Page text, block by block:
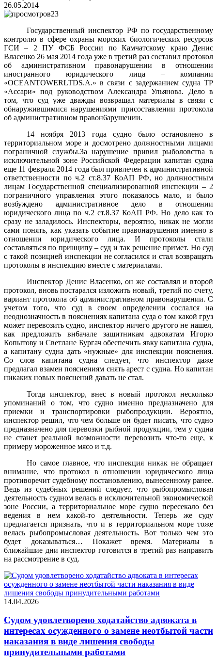
26.05.2014
23
Государственный инспектор РФ по государственному
контролю в сфере охраны морских биологических ресурсов
ГСИ – 2 ПУ ФСБ России по Камчатскому краю Денис
Власенко 26 мая 2014 года уже в третий раз составил протокол
об административном правонарушении в отношении
иностранного юридического лица – компании
«OCEANTOWERLTDS.A.» в связи с задержанием судна ТР
«Ассари» под руководством Александра Ульянова. Дело в
том, что суд уже дважды возвращал материалы в связи с
обнаружившимися нарушениями присоставлении протокола
об административном правон6арушении.
14 ноября 2013 года судно было остановлено в
территориальном море и досмотрено должностными лицами
пограничной службы.За нарушение привил рыболовства в
исключительной зоне Российской Федерации капитан судна
еще 11 февраля 2014 года был привлечен к административной
ответственности по ч.2 ст.8.37 КоАП РФ, но должностным
лицам Государственной специализированной инспекции – 2
пограничного управления этого показалось мало, и было
возбуждено административное дело в отношении
юридического лица по ч.2 ст.8.37 КоАП РФ. Но дело как то
сразу не заладилось. Инспекторы, вероятно, никак не могли
сами понять, как указать событие правонарушения именно в
отношении юридического лица. И протоколы стали
составляться по принципу – суд и так решение примет. Но суд
с такой позицией инспекции не согласился и стал возвращать
протоколы в инспекцию вместе с материалами.
Инспектор Денис Власенко, он же составлял и второй
протокол, вновь постарался изложить новый, третий по счету,
вариант протокола об административном правонарушении. С
учетом того, что суд в своем определении сослался на
неоднозначность в пояснениях капитана суда о том какой груз
может перевозить судно, инспектор ничего другого не нашел,
как предложить вн6ачале защитникам адвокатам Игорю
Копытову и Светлане Бургач обеспечить явку капитана судна,
а капитану судна дать «нужные» для инспекции пояснения.
Со слов капитана судна следует, что инспектор даже
предлагал взамен пояснениям снять арест с судна. Но капитан
никаких новых пояснений давать не стал.
Тогда инспектор, внес в новый протокол несколько
упоминаний о том, что судно именно предназначено для
приемки и транспортировки рыбопродукции. Вероятно,
инспектор решил, что чем больше он будет писать, что судно
предназначено для перевозки рыбной продукции, тем у судна
не станет реальной возможности перевозить что-то еще, к
примеру мороженное мясо и т.д.
Но самое главное, что инспекция никак не обращает
внимание, что протокол в отношении юридического лица
противоречит судебному постановлению, вынесенному ранее.
Ведь из судебных решений следует, что рыбопромысловая
деятельность судном велась в исключительной экономической
зоне России, а территориальное море судно пересекало без
ведения в нем какой-то деятельности. Теперь же суду
предлагается признать, что и в территориальном море тоже
велась рыбопромысловая деятельность. Вот только чем это
будет доказываться… Покажет время. Материалы в
ближайшие дни инспектор готовится в третий раз направить
на рассмотрение в суд.
14.04.2026
Судом удовлетворено ходатайство адвоката в
интересах осужденного о замене неотбытой части
наказания в виде лишения свободы
принудительными работами